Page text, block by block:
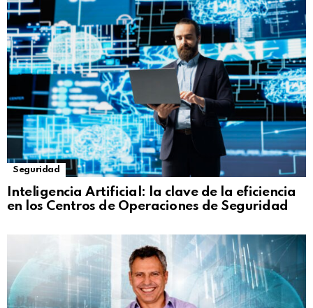
Seguridad
Inteligencia Artificial: la clave de la eficiencia
en los Centros de Operaciones de Seguridad